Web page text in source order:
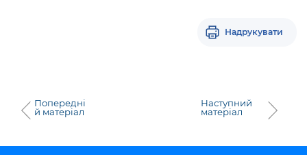
Надрукувати
Попередні
й матеріал
Наступний
матеріал